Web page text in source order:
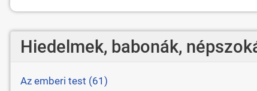
Hiedelmek, babonák,
Az emberi test (61)